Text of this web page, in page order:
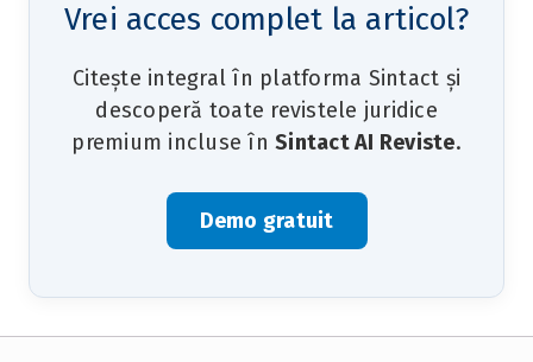
Vrei acces complet la articol?
Citește integral în platforma Sintact și
descoperă toate revistele juridice
premium incluse în Sintact AI Reviste.
Demo gratuit